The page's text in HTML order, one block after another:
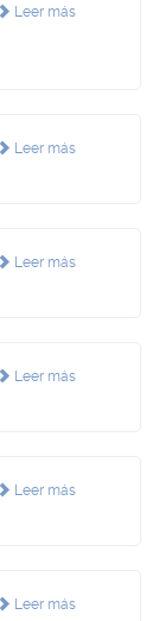
Leer más
Leer más
Leer más
Leer más
Leer más
Leer más